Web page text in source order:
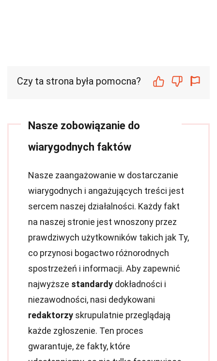
Czy ta strona była pomocna?
Nasze zobowiązanie do
wiarygodnych faktów
Nasze zaangażowanie w dostarczanie
wiarygodnych i angażujących treści jest
sercem naszej działalności. Każdy fakt
na naszej stronie jest wnoszony przez
prawdziwych użytkowników takich jak Ty,
co przynosi bogactwo różnorodnych
spostrzeżeń i informacji. Aby zapewnić
najwyższe standardy dokładności i
niezawodności, nasi dedykowani
redaktorzy skrupulatnie przeglądają
każde zgłoszenie. Ten proces
gwarantuje, że fakty, które